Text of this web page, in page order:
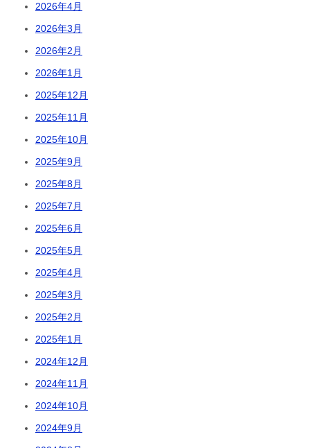
2026年4月
2026年3月
2026年2月
2026年1月
2025年12月
2025年11月
2025年10月
2025年9月
2025年8月
2025年7月
2025年6月
2025年5月
2025年4月
2025年3月
2025年2月
2025年1月
2024年12月
2024年11月
2024年10月
2024年9月